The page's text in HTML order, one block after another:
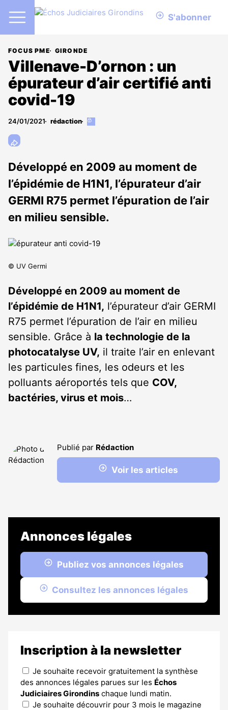
S'abonner
FOCUS PME GIRONDE
Villenave-D’ornon : un
épurateur d’air certifié anti
covid-19
24/01/2021 rédaction
Cet
aux
abonnés
Développé en 2009 au moment de
l’épidémie de H1N1, l’épurateur d’air
GERMI R75 permet l’épuration de l’air
en milieu sensible.
© UV Germi
Développé en 2009 au moment de
l’épidémie de H1N1, l’épurateur d’air GERMI
R75 permet l’épuration de l’air en milieu
sensible. Grâce à la technologie de la
photocatalyse UV, il traite l’air en enlevant
les particules fines, les odeurs et les
polluants aéroportés tels que COV,
bactéries, virus et mois…
Publié par Rédaction
Voir les articles
Annonces légales
Publiez vos annonces légales
Consultez les annonces légales
Inscription à la newsletter
Je souhaite recevoir gratuitement la synthèse
des annonces légales parues sur les Échos
Judiciaires Girondins chaque lundi matin.
Je souhaite découvrir pour 3 mois le magazine